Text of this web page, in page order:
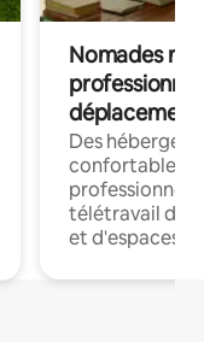
Nomades
déplacement
Des
confortables
professionnels
télétravail
et d'espaces